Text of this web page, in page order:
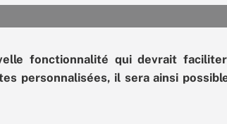
fonctionnalité qui devrait
personnalisées, il sera ainsi